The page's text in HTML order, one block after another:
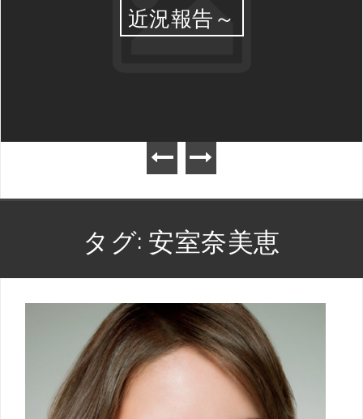
近況報告～
タグ: 安室奈美恵